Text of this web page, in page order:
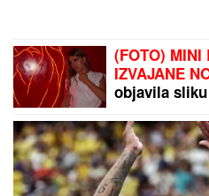
(VIDEO)
BIRNE O
VELIKOG
na njegova
ljubavi"